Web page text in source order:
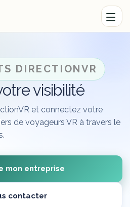
DIRECTIONVR
visibilité
et connectez votre
de voyageurs VR à travers le
mon entreprise
contacter